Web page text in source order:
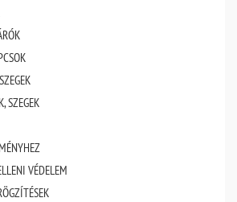
SZEGEK
VÉDELEM